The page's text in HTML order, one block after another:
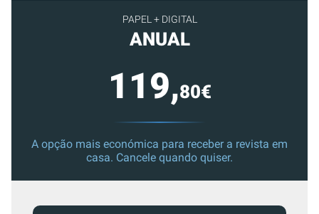
PAPEL + DIGITAL
ANUAL
119,80€
A opção mais económica para receber a revista em
casa. Cancele quando quiser.